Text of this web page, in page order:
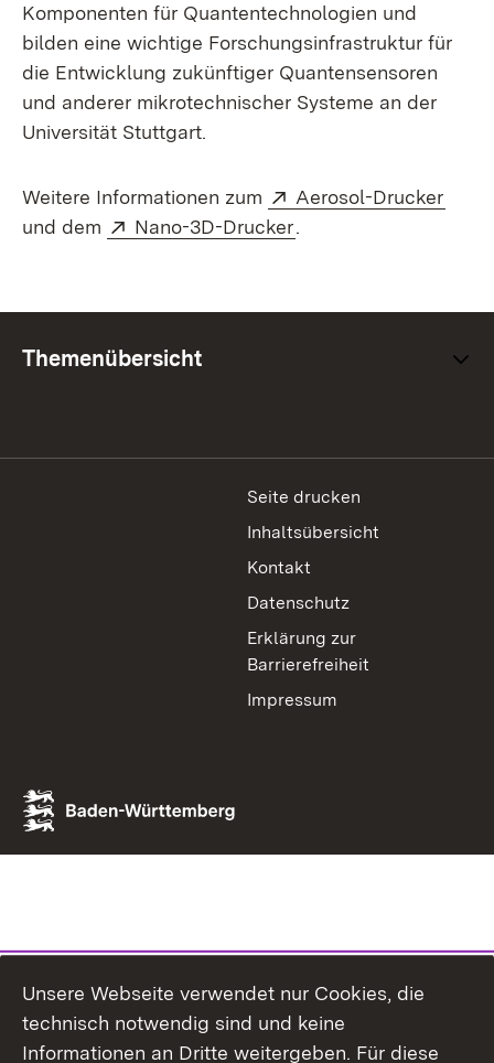
Komponenten für Quantentechnologien und
bilden eine wichtige Forschungsinfrastruktur für
die Entwicklung zukünftiger Quantensensoren
und anderer mikrotechnischer Systeme an der
Universität Stuttgart.
Weitere Informationen zum Extern:
Aerosol-Drucker
und dem
Extern:
Nano-3D-Drucker.
Themenübersicht
Seite drucken
Inhaltsübersicht
Kontakt
Datenschutz
Erklärung zur
Barrierefreiheit
Impressum
Unsere Webseite verwendet nur Cookies, die
technisch notwendig sind und keine
Informationen an Dritte weitergeben. Für diese